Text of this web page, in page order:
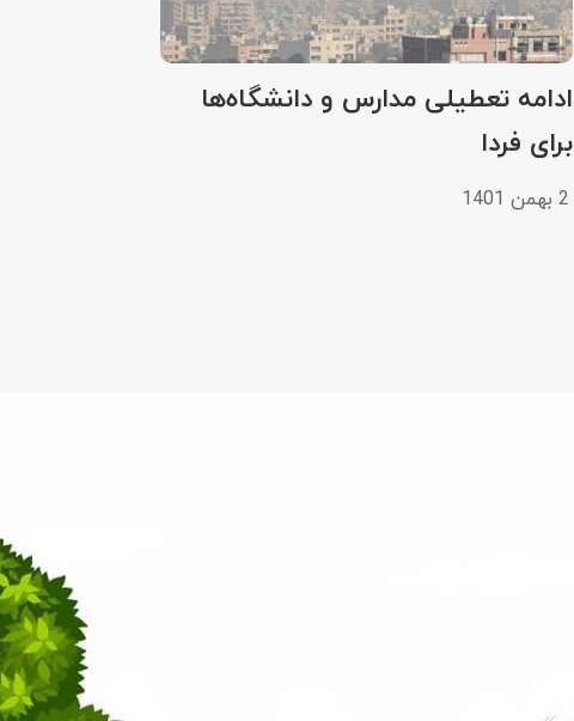
ادامه تعطیلی مدارس و دانشگاه‌ها
برای فردا
2 بهمن 1401